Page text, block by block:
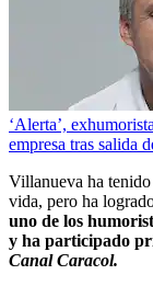
‘Alerta’,
empresa tras salida
Villanueva ha
vida, pero ha
uno de los
y ha participado
Canal Caracol.